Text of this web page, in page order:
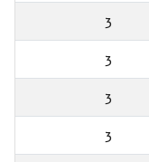
3
3
3
3